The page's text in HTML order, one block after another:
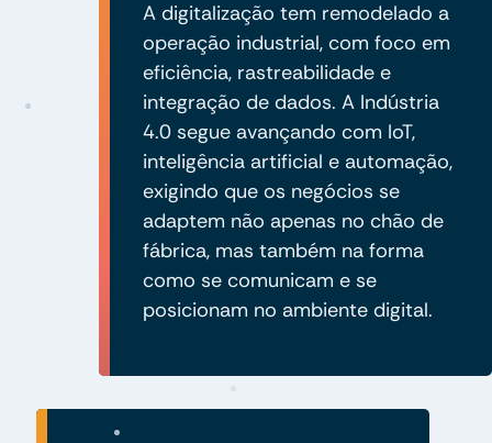
A digitalização tem remodelado a
operação industrial, com foco em
eficiência, rastreabilidade e
integração de dados. A Indústria
4.0 segue avançando com IoT,
inteligência artificial e automação,
exigindo que os negócios se
adaptem não apenas no chão de
fábrica, mas também na forma
como se comunicam e se
posicionam no ambiente digital.